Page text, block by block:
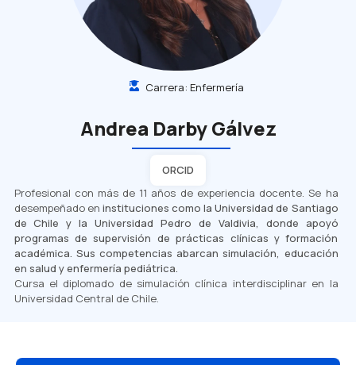
Carrera: Enfermería
Andrea Darby Gálvez
ORCID
Profesional con más de 11 años de experiencia docente. Se ha
desempeñado en instituciones como la Universidad de Santiago
de Chile y la Universidad Pedro de Valdivia, donde apoyó
programas de supervisión de prácticas clínicas y formación
académica. Sus competencias abarcan simulación, educación
en salud y enfermería pediátrica.
Cursa el diplomado de simulación clínica interdisciplinar en la
Universidad Central de Chile.